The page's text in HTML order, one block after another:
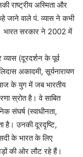
राष्ट्रीय अस्मिता और
जाने वाले पं. व्यास ने कभी
भारत सरकार ने 2002 में
(दूरदर्शन के पूर्व
अकादमी, सूर्यनारायण
के युग में जब भारतीय
स्रोत है। वे साबित
संघर्ष (स्वाधीनता,
है। उनकी दूरदृष्टि,
के भारत के लिए
की ओर लौट रहे हैं।